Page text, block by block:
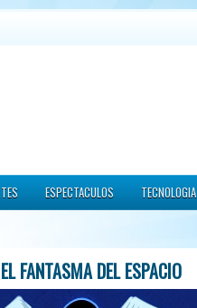
ESPECTACULOS TECNOLOGIA
FANTASMA DEL ESPACIO